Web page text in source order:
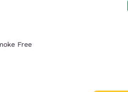
Free